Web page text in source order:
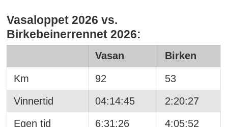
Vasaloppet 2026 vs.
Birkebeinerrennet 2026:
Vasan Birken
Km 92
53
Vinnertid
04:14:45
2:20:27
Egen tid
6:31:26 4:05:52